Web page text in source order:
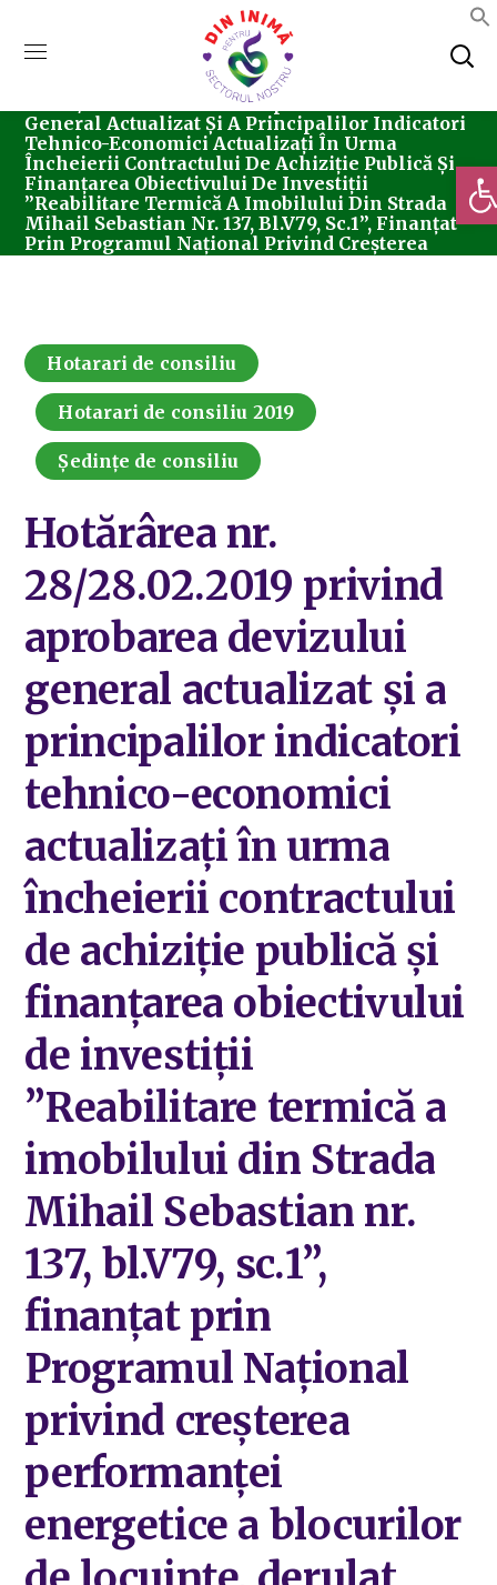
Home Consiliul Local Sector 5
Ședințe De
Hotarari De Consiliu
Nr. 28/28.02.2019 Privind Aprobarea Devizului
General Actualizat Și A Principalilor Indicatori
Tehnico-Economici Actualizați În Urma
Încheierii Contractului De Achiziție Publică Și
Finanțarea Obiectivului De Investiții
”Reabilitare Termică A Imobilului Din Strada
Mihail Sebastian Nr. 137, Bl.V79, Sc.1”, Finanțat
Prin Programul Național Privind Creșterea
Hotarari de consiliu
Hotarari de consiliu 2019
Ședințe de consiliu
Hotărârea nr.
28/28.02.2019 privind
aprobarea devizului
general actualizat și a
principalilor indicatori
tehnico-economici
actualizați în urma
încheierii contractului
de achiziție publică și
finanțarea obiectivului
de investiții
”Reabilitare termică a
imobilului din Strada
Mihail Sebastian nr.
137, bl.V79, sc.1”,
finanțat prin
Programul Național
privind creșterea
performanței
energetice a blocurilor